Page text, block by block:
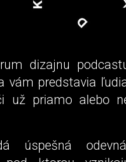
dizajnu
vám predstavia
už priamo alebo
úspešná